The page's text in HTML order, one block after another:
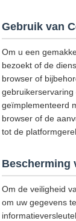
Gebruik van
Om u een
bezoekt of de
browser of
geïmplementeerd
browser of de
tot de
Bescherming
Om de veiligheid
om uw gegevens